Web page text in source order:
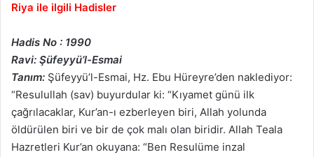
Riya ile ilgili Hadisler
Hadis No : 1990
Ravi: Şüfeyyü’l-Esmai
Tanım: Şüfeyyü’l-Esmai, Hz. Ebu Hüreyre’den naklediyor:
“Resulullah (sav) buyurdular ki: “Kıyamet günü ilk
çağrılacaklar, Kur’an-ı ezberleyen biri, Allah yolunda
öldürülen biri ve bir de çok malı olan biridir. Allah Teala
Hazretleri Kur’an okuyana: “Ben Resulüme inzal